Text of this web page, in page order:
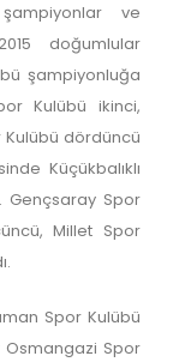
ve
doğumlular
şampiyonluğa
Kulübü ikinci,
Kulübü dördüncü
Küçükbalıklı
Gençsaray Spor
Millet Spor
Spor Kulübü
Osmangazi Spor